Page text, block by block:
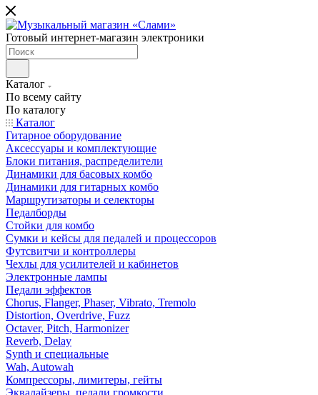
Готовый интернет-магазин электроники
Каталог
По всему сайту
По каталогу
Каталог
Гитарное оборудование
Аксессуары и комплектующие
Блоки питания, распределители
Динамики для басовых комбо
Динамики для гитарных комбо
Маршрутизаторы и селекторы
Педалборды
Стойки для комбо
Сумки и кейсы для педалей и процессоров
Футсвитчи и контроллеры
Чехлы для усилителей и кабинетов
Электронные лампы
Педали эффектов
Chorus, Flanger, Phaser, Vibrato, Tremolo
Distortion, Overdrive, Fuzz
Octaver, Pitch, Harmonizer
Reverb, Delay
Synth и специальные
Wah, Autowah
Компрессоры, лимитеры, гейты
Эквалайзеры, педали громкости